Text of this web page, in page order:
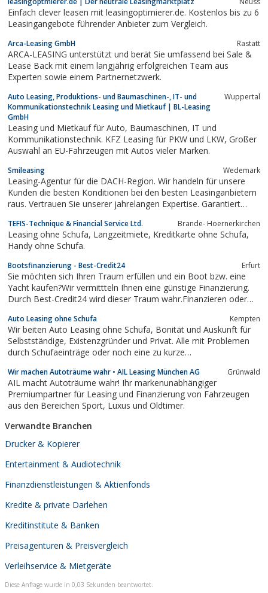
Verbrauchsmaterial, ienmodernste Druckertechnik, effizienter &
schneller Service, Analyse,...
Einfach clever leasen mit leasingoptimierer.de. Kostenlos bis zu 6
Leasingangebote führender Anbieter zum Vergleich.
Arca-Leasing GmbH Rastatt
ARCA-LEASING unterstützt und berät Sie umfassend bei Sale &
Lease Back mit einem langjährig erfolgreichen Team aus
Experten sowie einem Partnernetzwerk.
Auto Leasing, Produktions- und Baumaschinen-, IT- und
Kommunikationstechnik Leasing und Mietkauf | BL-Leasing
GmbH
Wuppertal
Leasing und Mietkauf für Auto, Baumaschinen, IT und
Kommunikationstechnik. KFZ Leasing für PKW und LKW, Großer
Auswahl an EU-Fahrzeugen mit Autos vieler Marken.
Smileasing Wedemark
Leasing-Agentur für die DACH-Region. Wir handeln für unsere
Kunden die besten Konditionen bei den besten Leasinganbietern
raus. Vertrauen Sie unserer jahrelangen Expertise. Garantiert
Traktor Leasing, Röntgen Leasing uvm.Kontaktieren Sie uns
einfach, schnell und...
TEFIS-Technique & Financial Service Ltd. Brande- Hoernerkirchen
Leasing ohne Schufa, Langzeitmiete, Kreditkarte ohne Schufa,
Handy ohne Schufa.
Bootsfinanzierung - Best-Credit24 Erfurt
Sie möchten sich Ihren Traum erfüllen und ein Boot bzw. eine
Yacht kaufen?Wir vermittteln Ihnen eine günstige Finanzierung.
Durch Best-Credit24 wird dieser Traum wahr.Finanzieren oder
Serviceschließt eine ausführliche Beratung, sowie ein
unverbindliches Angebot ein.
Auto Leasing ohne Schufa Kempten
Wir beiten Auto Leasing ohne Schufa, Bonität und Auskunft für
Selbstständige, Existenzgründer und Privat. Alle mit Problemen
durch Schufaeinträge oder noch eine zu kurze
Wir machen Autoträume wahr • AIL Leasing München AG Grünwald
AIL macht Autoträume wahr! Ihr markenunabhängiger
Premiumpartner für Leasing und Finanzierung von Fahrzeugen
aus den Bereichen Sport, Luxus und Oldtimer.
Verwandte Branchen
Drucker & Kopierer
Entertainment & Audiotechnik
Finanzdienstleistungen & Aktienfonds
Kredite & private Darlehen
Kreditinstitute & Banken
Preisagenturen & Preisvergleich
Verleihservice & Mietgeräte
Diese Anfrage wurde in 0,03 Sekunden beantwortet.